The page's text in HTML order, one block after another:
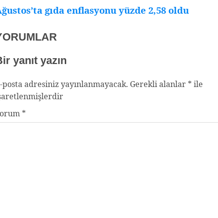
gıda enflasyonu yüzde 2,58 oldu
yanıt yazın
posta adresiniz yayınlanmayacak. Gerekli alanlar * ile
*